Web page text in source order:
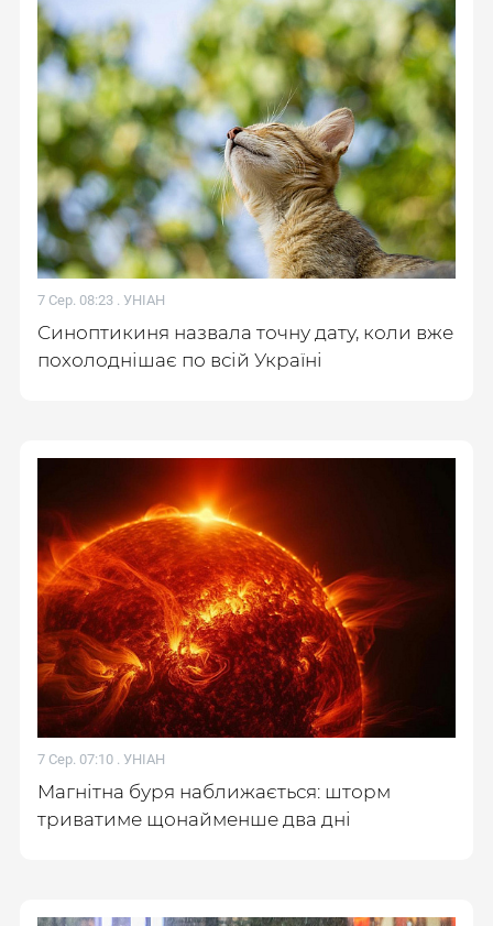
7 Сер. 08:23 . УНІАН
Синоптикиня назвала точну дату, коли вже
похолоднішає по всій Україні
7 Сер. 07:10 . УНІАН
Магнітна буря наближається: шторм
триватиме щонайменше два дні